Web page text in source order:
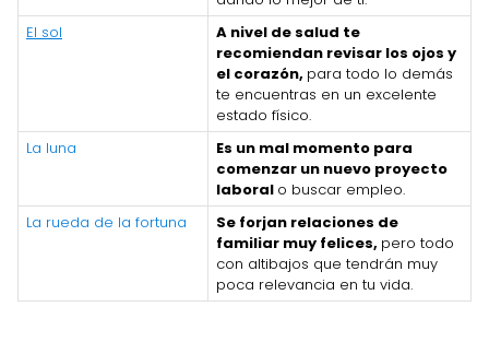
El sol
A nivel de salud te
recomiendan revisar los ojos y
el corazón, para todo lo demás
te encuentras en un excelente
estado físico.
La luna
Es un mal momento para
comenzar un nuevo proyecto
laboral o buscar empleo.
La rueda de la fortuna
Se forjan relaciones de
familiar muy felices, pero todo
con altibajos que tendrán muy
poca relevancia en tu vida.